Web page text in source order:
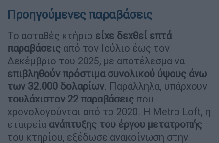
Προηγούμενες παραβάσεις
Το ασταθές κτήριο είχε δεχθεί επτά
παραβάσεις από τον Ιούλιο έως τον
Δεκέμβριο του 2025, με αποτέλεσμα να
επιβληθούν πρόστιμα συνολικού ύψους άνω
των 32.000 δολαρίων. Παράλληλα, υπάρχουν
τουλάχιστον 22 παραβάσεις που
χρονολογούνται από το 2020. Η Metro Loft, η
εταιρεία ανάπτυξης του έργου μετατροπής
του κτηρίου, εξέδωσε ανακοίνωση στην